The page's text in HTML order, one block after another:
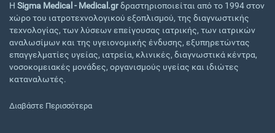
Η Sigma Medical - Medical.grδραστηριοποιείται από το 1994 στον
χώρο του ιατροτεχνολογικού εξοπλισμού, της διαγνωστικής
τεχνολογίας, των λύσεων επείγουσας ιατρικής, των ιατρικών
αναλωσίμων και της υγειονομικής ένδυσης, εξυπηρετώντας
επαγγελματίες υγείας, ιατρεία, κλινικές, διαγνωστικά κέντρα,
νοσοκομειακές μονάδες, οργανισμούς υγείας και ιδιώτες
καταναλωτές.
Διαβάστε Περισσότερα